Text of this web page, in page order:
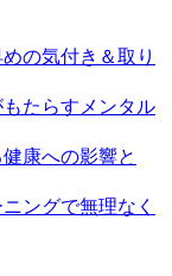
の気付き＆取り
もたらすメンタル
康への影響と
ングで無理なく